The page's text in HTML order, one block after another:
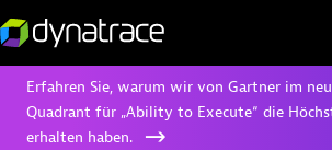
Erfahren Sie, warum wir von Gartner im
Quadrant für „Ability to Execute“ die
erhalten haben.